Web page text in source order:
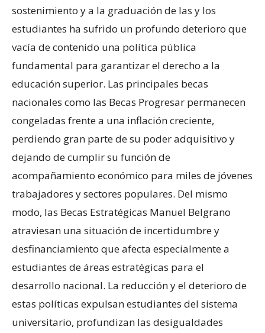
sostenimiento y a la graduación de las y los
estudiantes ha sufrido un profundo deterioro que
vacía de contenido una política pública
fundamental para garantizar el derecho a la
educación superior. Las principales becas
nacionales como las Becas Progresar permanecen
congeladas frente a una inflación creciente,
perdiendo gran parte de su poder adquisitivo y
dejando de cumplir su función de
acompañamiento económico para miles de jóvenes
trabajadores y sectores populares. Del mismo
modo, las Becas Estratégicas Manuel Belgrano
atraviesan una situación de incertidumbre y
desfinanciamiento que afecta especialmente a
estudiantes de áreas estratégicas para el
desarrollo nacional. La reducción y el deterioro de
estas políticas expulsan estudiantes del sistema
universitario, profundizan las desigualdades